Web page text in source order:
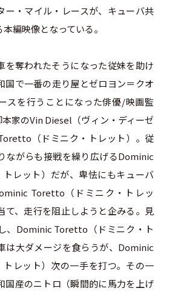
ー・マイル・レースが、キューバ共
編映像となっている。
を奪われたそうになった従妹を助け
国で一番の走り屋とゼロヨン＝クオ
スを行うことになった俳優/映画監
家のVin Diesel（ヴィン・ディーゼ
（ドミニク・トレット）。従
ながらも接戦を繰り広げるDominic
レット）だが、卑怯にもキューバ
Toretto（ドミニク・トレッ
て、走行を阻止しようと企みる。見
、Dominic Toretto（ドミニク・ト
は大ダメージを食らうが、Dominic
レット）次の一手を打つ。その一
国産のニトロ（瞬間的に馬力を上げ